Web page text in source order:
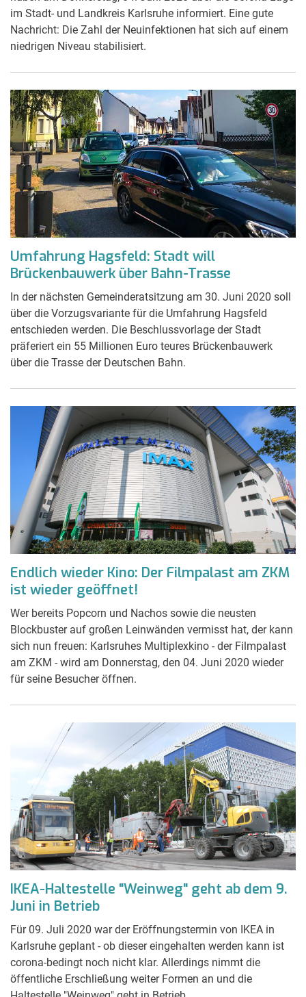
im Stadt- und Landkreis Karlsruhe informiert. Eine gute
Nachricht: Die Zahl der Neuinfektionen hat sich auf einem
niedrigen Niveau stabilisiert.
Umfahrung Hagsfeld: Stadt will
Brückenbauwerk über Bahn-Trasse
In der nächsten Gemeinderatsitzung am 30. Juni 2020 soll
über die Vorzugsvariante für die Umfahrung Hagsfeld
entschieden werden. Die Beschlussvorlage der Stadt
präferiert ein 55 Millionen Euro teures Brückenbauwerk
über die Trasse der Deutschen Bahn.
Endlich wieder Kino: Der Filmpalast am ZKM
ist wieder geöffnet!
Wer bereits Popcorn und Nachos sowie die neusten
Blockbuster auf großen Leinwänden vermisst hat, der kann
sich nun freuen: Karlsruhes Multiplexkino - der Filmpalast
am ZKM - wird am Donnerstag, den 04. Juni 2020 wieder
für seine Besucher öffnen.
IKEA-Haltestelle "Weinweg" geht ab dem 9.
Juni in Betrieb
Für 09. Juli 2020 war der Eröffnungstermin von IKEA in
Karlsruhe geplant - ob dieser eingehalten werden kann ist
corona-bedingt noch nicht klar. Allerdings nimmt die
öffentliche Erschließung weiter Formen an und die